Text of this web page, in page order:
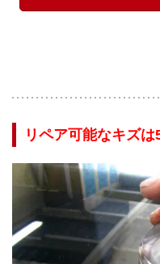
リペア可能なキズ